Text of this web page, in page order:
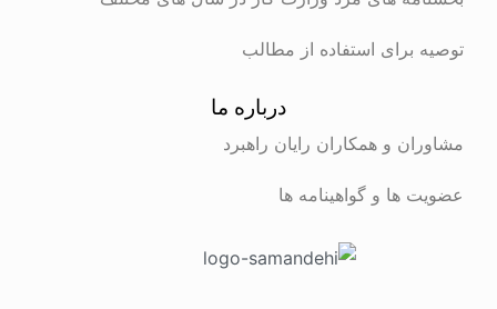
توصیه برای استفاده از مطالب
درباره ما
مشاوران و همکاران رایان راهبرد
عضویت ها و گواهینامه ها